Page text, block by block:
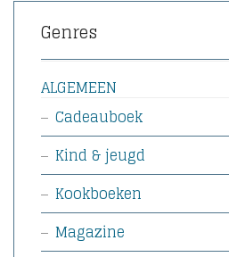
Genres
ALGEMEEN
Cadeauboek
Kind & jeugd
Kookboeken
Magazine